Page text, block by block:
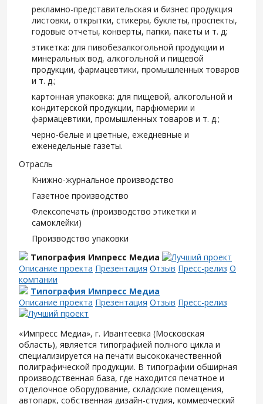
рекламно-представительская и бизнес продукция
листовки, открытки, стикеры, буклеты, проспекты,
годовые отчеты, конверты, папки, пакеты и т. д;
этикетка: для пивобезалкогольной продукции и
минеральных вод, алкогольной и пищевой
продукции, фармацевтики, промышленных товаров
и т. д.;
картонная упаковка: для пищевой, алкогольной и
кондитерской продукции, парфюмерии и
фармацевтики, промышленных товаров и т. д.;
черно-белые и цветные, ежедневные и
еженедельные газеты.
Отрасль
Книжно-журнальное производство
Газетное производство
Флексопечать (производство этикетки и
самоклейки)
Производство упаковки
Типография Импресс Медиа
Описание проекта Презентация Отзыв Пресс-релиз О
компании
Типография Импресс Медиа
Описание проекта Презентация Отзыв Пресс-релиз
«Импресс Медиа», г. Ивантеевка (Московская
область), является типографией полного цикла и
специализируется на печати высококачественной
полиграфической продукции. В типографии обширная
производственная база, где находится печатное и
отделочное оборудование, складские помещения,
автопарк, собственная дизайн-студия, коммерческий